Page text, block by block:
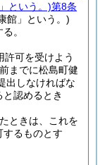
という。)第8条
館」という。)
。
許可を受けよう
までに松島町健
出しなければな
認めるとき
ときは、これを
るものとす